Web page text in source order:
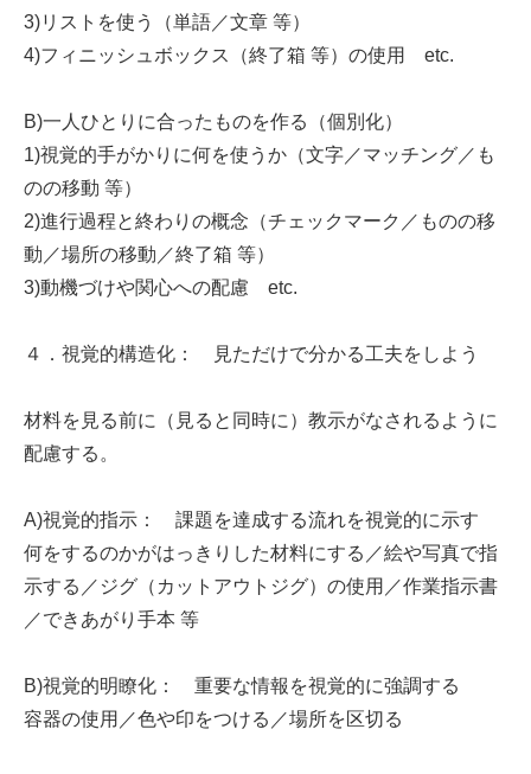
3)リストを使う（単語／文章 等）
4)フィニッシュボックス（終了箱 等）の使用 etc.
B)一人ひとりに合ったものを作る（個別化）
1)視覚的手がかりに何を使うか（文字／マッチング／も
のの移動 等）
2)進行過程と終わりの概念（チェックマーク／ものの移
動／場所の移動／終了箱 等）
3)動機づけや関心への配慮 etc.
４．視覚的構造化： 見ただけで分かる工夫をしよう
材料を見る前に（見ると同時に）教示がなされるように
配慮する。
A)視覚的指示： 課題を達成する流れを視覚的に示す
何をするのかがはっきりした材料にする／絵や写真で指
示する／ジグ（カットアウトジグ）の使用／作業指示書
／できあがり手本 等
B)視覚的明瞭化： 重要な情報を視覚的に強調する
容器の使用／色や印をつける／場所を区切る